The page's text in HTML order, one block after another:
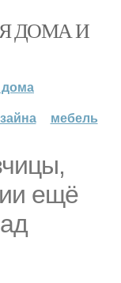
ДОМА И
дома
мебель
ещё